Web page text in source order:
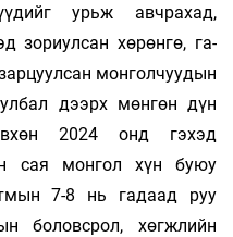
урьж авчрахад,
зориулсан хөрөнгө, га­
монгол­чуу­дын
дээрх мөн­­гөн дүн
2024 онд гэхэд
сая мон­гол хүн буюу
7-8 нь гадаад руу
боловсрол, хөгжлийн